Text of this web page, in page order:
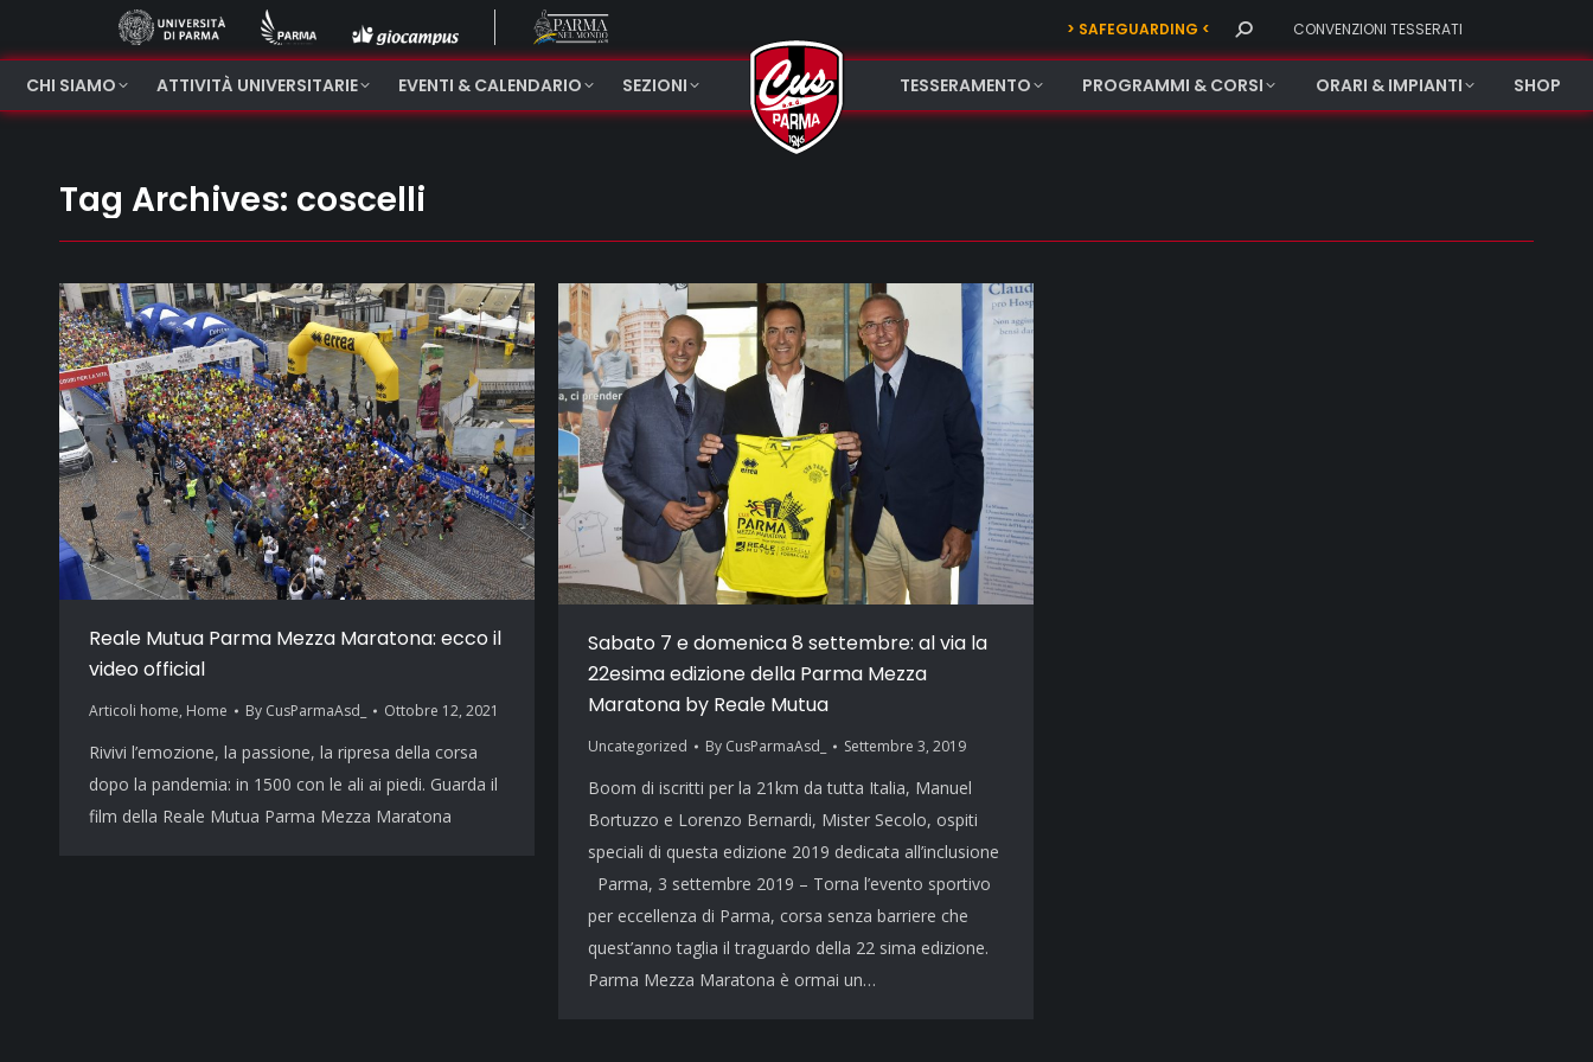
> SAFEGUARDING < Search: CONVENZIONI TESSERATI
CHI SIAMO ATTIVITÀ UNIVERSITARIE EVENTI & CALENDARIO SEZIONI TESSERAMENTO PROGRAMMI & CORSI ORARI & IMPIANTI SHOP
Tag Archives: coscelli
Reale Mutua Parma Mezza Maratona: ecco il
video official
Articoli home, Home By CusParmaAsd_ Ottobre 12, 2021
Rivivi l’emozione, la passione, la ripresa della corsa
dopo la pandemia: in 1500 con le ali ai piedi. Guarda il
film della Reale Mutua Parma Mezza Maratona
Sabato 7 e domenica 8 settembre: al via la
22esima edizione della Parma Mezza
Maratona by Reale Mutua
Uncategorized By CusParmaAsd_ Settembre 3, 2019
Boom di iscritti per la 21km da tutta Italia, Manuel
Bortuzzo e Lorenzo Bernardi, Mister Secolo, ospiti
speciali di questa edizione 2019 dedicata all’inclusione
Parma, 3 settembre 2019 – Torna l’evento sportivo
per eccellenza di Parma, corsa senza barriere che
quest’anno taglia il traguardo della 22 sima edizione.
Parma Mezza Maratona è ormai un…